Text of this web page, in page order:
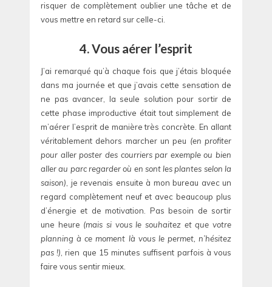
risquer de complètement oublier une tâche et de
vous mettre en retard sur celle-ci.
4. Vous aérer l’esprit
J’ai remarqué qu’à chaque fois que j’étais bloquée
dans ma journée et que j’avais cette sensation de
ne pas avancer, la seule solution pour sortir de
cette phase improductive était tout simplement de
m’aérer l’esprit de manière très concrète. En allant
véritablement dehors marcher un peu (en profiter
pour aller poster des courriers par exemple ou bien
aller au parc regarder où en sont les plantes selon la
saison) , je revenais ensuite à mon bureau avec un
regard complètement neuf et avec beaucoup plus
d’énergie et de motivation. Pas besoin de sortir
une heure (mais si vous le souhaitez et que votre
planning à ce moment là vous le permet, n’hésitez
pas !) , rien que 15 minutes suffisent parfois à vous
faire vous sentir mieux.